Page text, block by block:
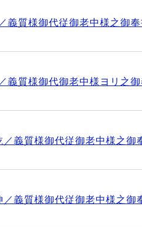
義質様御代従御老中様之御
義質様御代御老中様ヨリ之
義質様御代従御老中様之御
義質様御代従御老中様之御